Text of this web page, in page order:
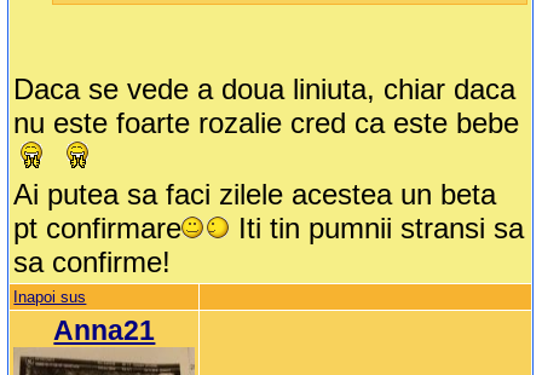
Daca se vede a doua liniuta, chiar daca
nu este foarte rozalie cred ca este bebe
Ai putea sa faci zilele acestea un beta
pt confirmare
Iti tin pumnii stransi sa
sa confirme!
Inapoi sus
Anna21